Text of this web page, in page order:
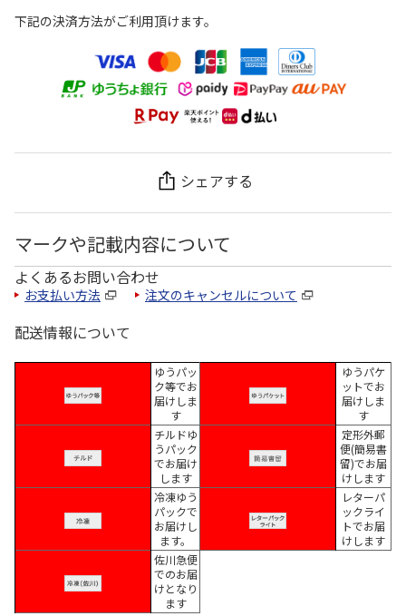
下記の決済方法がご利用頂けます。
シェアする
マークや記載内容について
よくあるお問い合わせ
お支払い方法 注文のキャンセルについて
配送情報について
ゆうパッ
ク等でお
届けしま
す
ゆうパケ
ットでお
届けしま
す
チルドゆ
うパック
でお届け
します
定形外郵
便(簡易書
留)でお届
けします
冷凍ゆう
パックで
お届けし
ます。
レターパ
ックライ
トでお届
けします
佐川急便
でのお届
けとなり
ます